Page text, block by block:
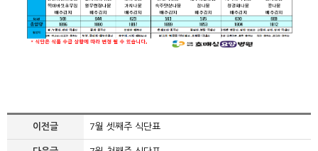
이전글 7월 셋째주 식단표